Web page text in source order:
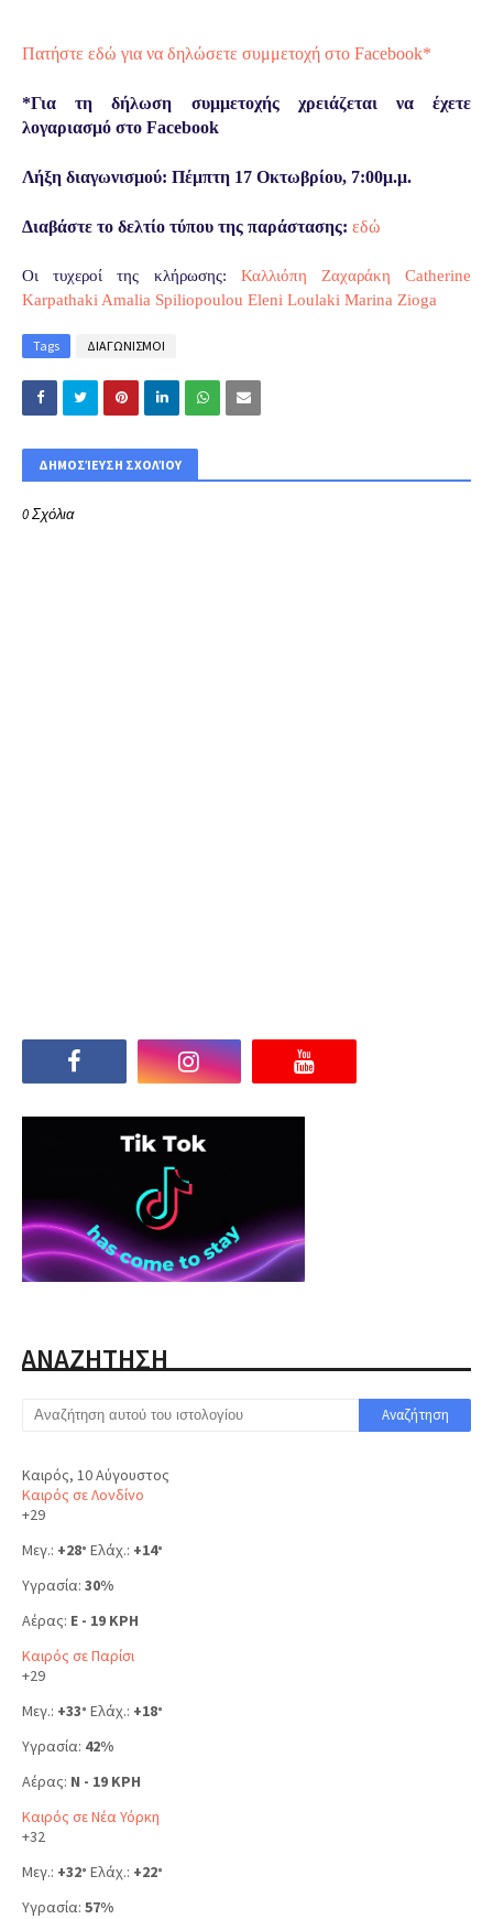
Πατήστε εδώ για να δηλώσετε συμμετοχή στο Facebook*
*Για τη δήλωση συμμετοχής χρειάζεται να έχετε
λογαριασμό στο Facebook
Λήξη διαγωνισμού: Πέμπτη 17 Οκτωβρίου, 7:00μ.μ.
Διαβάστε το δελτίο τύπου της παράστασης: εδώ
Οι τυχεροί της κλήρωσης: Καλλιόπη Ζαχαράκη
Catherine
Karpathaki Amalia Spiliopoulou Eleni Loulaki Marina Zioga
Tags ΔΙΑΓΩΝΙΣΜΟΙ
ΔΗΜΟΣΊΕΥΣΗ ΣΧΟΛΊΟΥ
0 Σχόλια
ΑΝΑΖΗΤΗΣΗ
Καιρός, 10 Αύγουστος
Καιρός σε Λονδίνο
+29
Μεγ.: +28° Ελάχ.: +14°
Υγρασία: 30%
Αέρας: E - 19 KPH
Καιρός σε Παρίσι
+29
Μεγ.: +33° Ελάχ.: +18°
Υγρασία: 42%
Αέρας: N - 19 KPH
Καιρός σε Νέα Υόρκη
+32
Μεγ.: +32° Ελάχ.: +22°
Υγρασία: 57%